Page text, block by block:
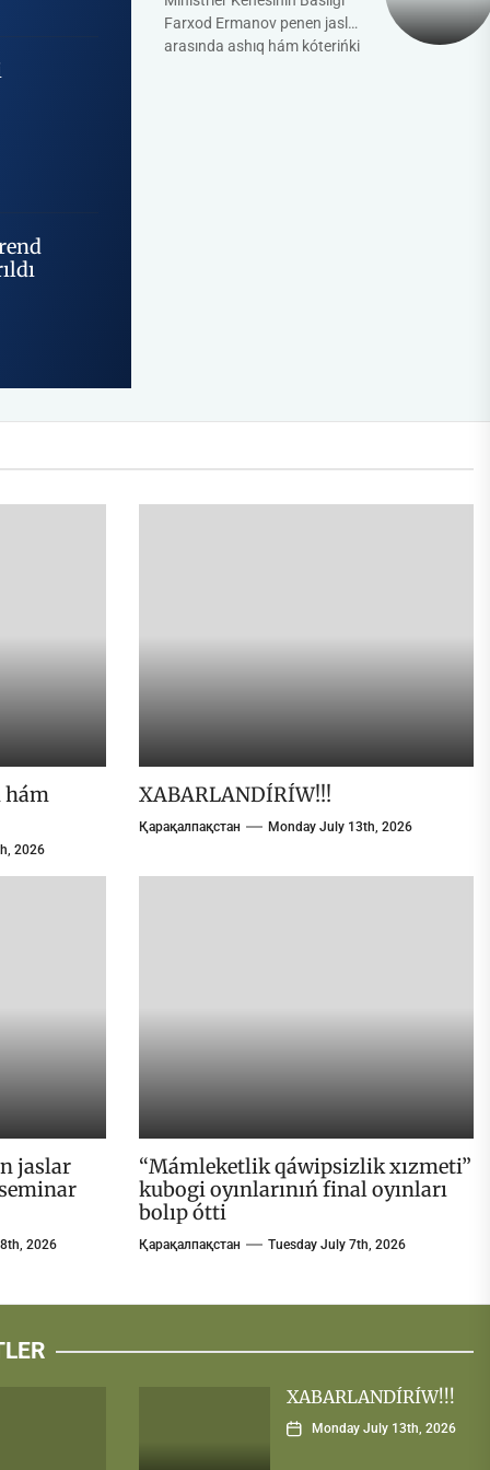
Farxod Ermanov penen jaslar
arasında ashıq hám kóterińki
hám
2026
XABARLANDÍRÍW!!!
Қарақалпақстан Monday July 13th, 2026
jaslar
2026
“Mámleketlik qáwipsizlik xızmeti”
kubogi oyınlarınıń final oyınları
bolıp ótti
Қарақалпақстан Tuesday July 7th, 2026
XABARLANDÍRÍW!!!
Monday July 13th, 2026